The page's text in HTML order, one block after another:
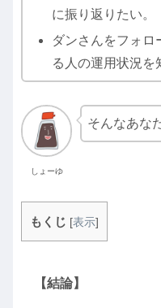
に振り返りたい。
ダンさんをフォロ
る人の運用状況を
しょーゆ
そんなあな
もくじ [表示]
【結論】